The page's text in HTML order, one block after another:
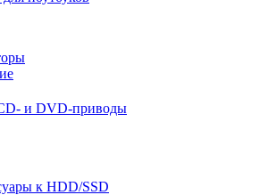
и DVD-приводы
к HDD/SSD